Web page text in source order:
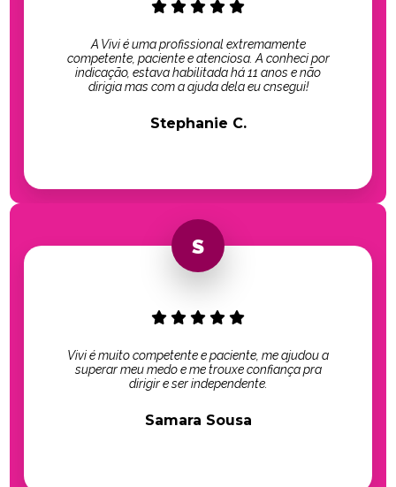
A Vivi é uma profissional extremamente
competente, paciente e atenciosa. A conheci por
indicação, estava habilitada há 11 anos e não
dirigia mas com a ajuda dela eu cnsegui!
Stephanie C.
Vivi é muito competente e paciente, me ajudou a
superar meu medo e me trouxe confiança pra
dirigir e ser independente.
Samara Sousa